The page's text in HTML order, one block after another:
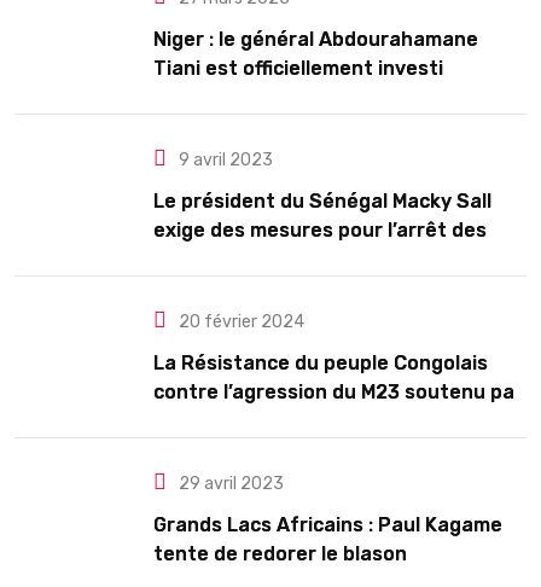
Niger : le général Abdourahamane
Tiani est officiellement investi
9 avril 2023
Le président du Sénégal Macky Sall
exige des mesures pour l’arrêt des
20 février 2024
La Résistance du peuple Congolais
contre l’agression du M23 soutenu par
29 avril 2023
Grands Lacs Africains : Paul Kagame
tente de redorer le blason